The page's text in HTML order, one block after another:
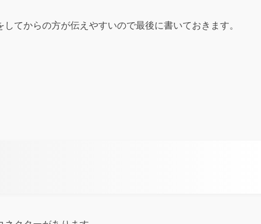
てからの方が伝えやすいので最後に書いておきます。